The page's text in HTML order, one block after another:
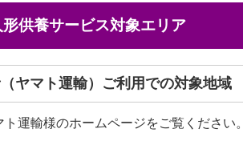
形供養サービス対象エリア
（ヤマト運輸）ご利用での対象地域
運輸様のホームページをご覧ください。